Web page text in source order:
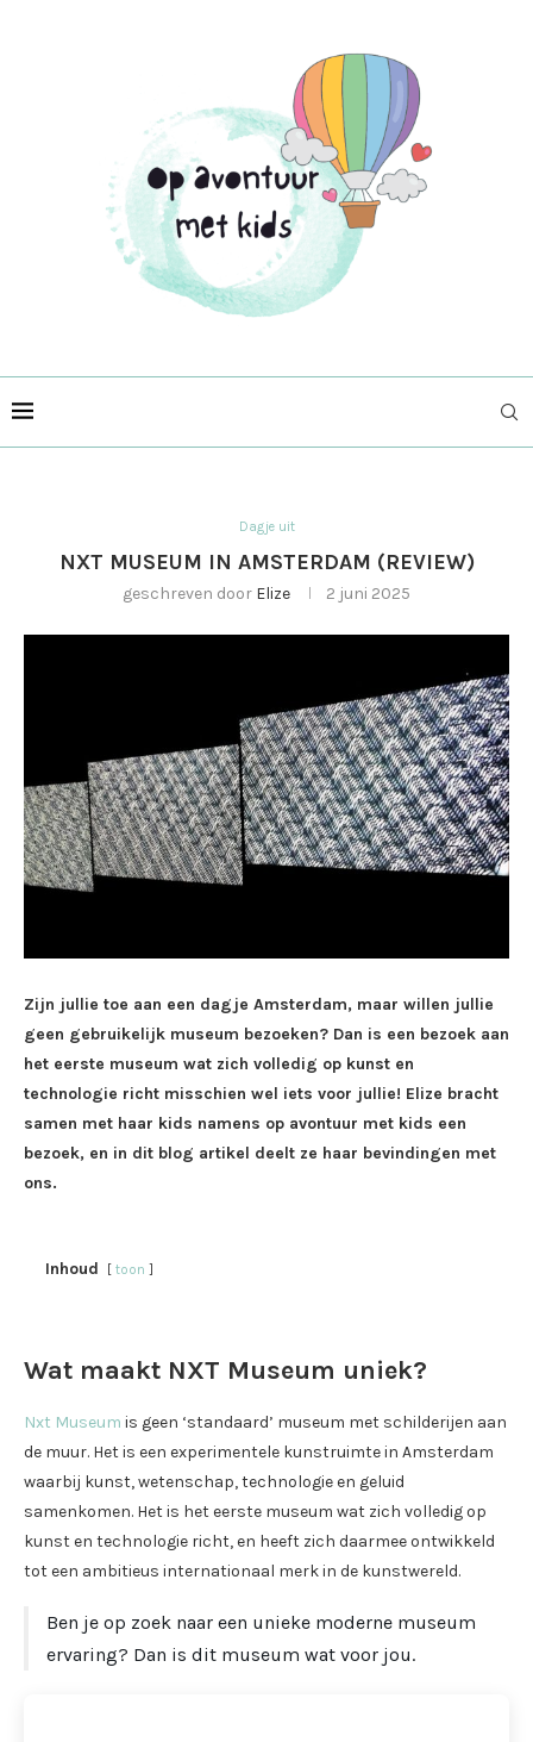
Dagje uit
NXT MUSEUM IN AMSTERDAM (REVIEW)
geschreven door Elize 2 juni 2025
Zijn jullie toe aan een dagje Amsterdam, maar willen jullie
geen gebruikelijk museum bezoeken? Dan is een bezoek aan
het eerste museum wat zich volledig op kunst en
technologie richt misschien wel iets voor jullie! Elize bracht
samen met haar kids namens op avontuur met kids een
bezoek, en in dit blog artikel deelt ze haar bevindingen met
ons.
Inhoud toon
Wat maakt NXT Museum uniek?
Nxt Museum is geen ‘standaard’ museum met schilderijen aan
de muur. Het is een experimentele kunstruimte in Amsterdam
waarbij kunst, wetenschap, technologie en geluid
samenkomen. Het is het eerste museum wat zich volledig op
kunst en technologie richt, en heeft zich daarmee ontwikkeld
tot een ambitieus internationaal merk in de kunstwereld.
Ben je op zoek naar een unieke moderne museum
ervaring? Dan is dit museum wat voor jou.